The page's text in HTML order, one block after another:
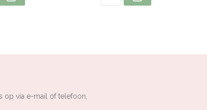
op via e-mail of telefoon,